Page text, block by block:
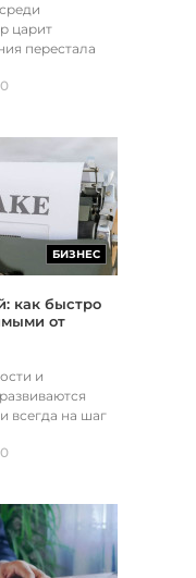
царит
перестала
0
БИЗНЕС
как быстро
от
и
всегда на шаг
0